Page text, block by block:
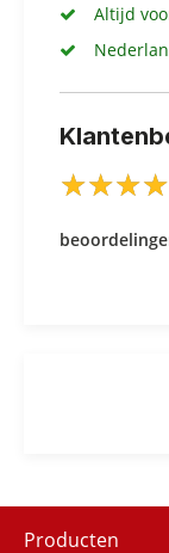
Altijd
★★★★
★★★★
Producten